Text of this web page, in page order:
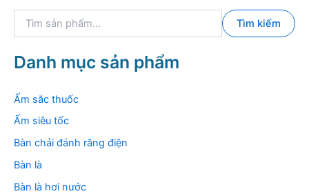
k
i
m
Tìm kiếm
Danh mục sản phẩm
Ấm sắc thuốc
Ấm siêu tốc
Bàn chải đánh răng điện
Bàn là
Bàn là hơi nước